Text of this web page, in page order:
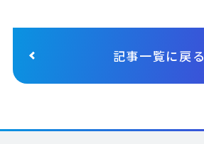
記事一覧に戻る